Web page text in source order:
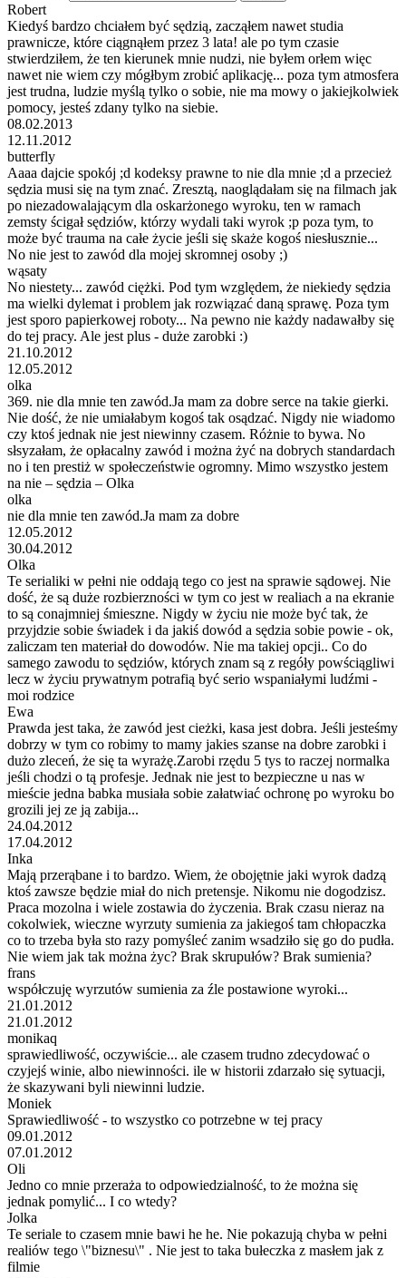
Robert
Kiedyś bardzo chciałem być sędzią, zacząłem nawet studia
prawnicze, które ciągnąłem przez 3 lata! ale po tym czasie
stwierdziłem, że ten kierunek mnie nudzi, nie byłem orłem więc
nawet nie wiem czy mógłbym zrobić aplikację... poza tym atmosfera
jest trudna, ludzie myślą tylko o sobie, nie ma mowy o jakiejkolwiek
pomocy, jesteś zdany tylko na siebie.
08.02.2013
12.11.2012
butterfly
Aaaa dajcie spokój ;d kodeksy prawne to nie dla mnie ;d a przecież
sędzia musi się na tym znać. Zresztą, naoglądałam się na filmach jak
po niezadowalającym dla oskarżonego wyroku, ten w ramach
zemsty ścigał sędziów, którzy wydali taki wyrok ;p poza tym, to
może być trauma na całe życie jeśli się skaże kogoś niesłusznie...
No nie jest to zawód dla mojej skromnej osoby ;)
wąsaty
No niestety... zawód ciężki. Pod tym względem, że niekiedy sędzia
ma wielki dylemat i problem jak rozwiązać daną sprawę. Poza tym
jest sporo papierkowej roboty... Na pewno nie każdy nadawałby się
do tej pracy. Ale jest plus - duże zarobki :)
21.10.2012
12.05.2012
olka
369. nie dla mnie ten zawód.Ja mam za dobre serce na takie gierki.
Nie dość, że nie umiałabym kogoś tak osądzać. Nigdy nie wiadomo
czy ktoś jednak nie jest niewinny czasem. Różnie to bywa. No
słsyzałam, że opłacalny zawód i można żyć na dobrych standardach
no i ten prestiż w społeczeństwie ogromny. Mimo wszystko jestem
na nie – sędzia – Olka
olka
nie dla mnie ten zawód.Ja mam za dobre
12.05.2012
30.04.2012
Olka
Te serialiki w pełni nie oddają tego co jest na sprawie sądowej. Nie
dość, że są duże rozbierzności w tym co jest w realiach a na ekranie
to są conajmniej śmieszne. Nigdy w życiu nie może być tak, że
przyjdzie sobie świadek i da jakiś dowód a sędzia sobie powie - ok,
zaliczam ten materiał do dowodów. Nie ma takiej opcji.. Co do
samego zawodu to sędziów, których znam są z regóły powściągliwi
lecz w życiu prywatnym potrafią być serio wspaniałymi ludźmi -
moi rodzice
Ewa
Prawda jest taka, że zawód jest cieżki, kasa jest dobra. Jeśli jesteśmy
dobrzy w tym co robimy to mamy jakies szanse na dobre zarobki i
dużo zleceń, że się ta wyrażę.Zarobi rzędu 5 tys to raczej normalka
jeśli chodzi o tą profesje. Jednak nie jest to bezpieczne u nas w
mieście jedna babka musiała sobie załatwiać ochronę po wyroku bo
grozili jej ze ją zabija...
24.04.2012
17.04.2012
Inka
Mają przerąbane i to bardzo. Wiem, że obojętnie jaki wyrok dadzą
ktoś zawsze będzie miał do nich pretensje. Nikomu nie dogodzisz.
Praca mozolna i wiele zostawia do życzenia. Brak czasu nieraz na
cokolwiek, wieczne wyrzuty sumienia za jakiegoś tam chłopaczka
co to trzeba była sto razy pomyśleć zanim wsadziło się go do pudła.
Nie wiem jak tak można życ? Brak skrupułów? Brak sumienia?
frans
współczuję wyrzutów sumienia za źle postawione wyroki...
21.01.2012
21.01.2012
monikaq
sprawiedliwość, oczywiście... ale czasem trudno zdecydować o
czyjejś winie, albo niewinności. ile w historii zdarzało się sytuacji,
że skazywani byli niewinni ludzie.
Moniek
Sprawiedliwość - to wszystko co potrzebne w tej pracy
09.01.2012
07.01.2012
Oli
Jedno co mnie przeraża to odpowiedzialność, to że można się
jednak pomylić... I co wtedy?
Jolka
Te seriale to czasem mnie bawi he he. Nie pokazują chyba w pełni
realiów tego \"biznesu\" . Nie jest to taka bułeczka z masłem jak z
filmie